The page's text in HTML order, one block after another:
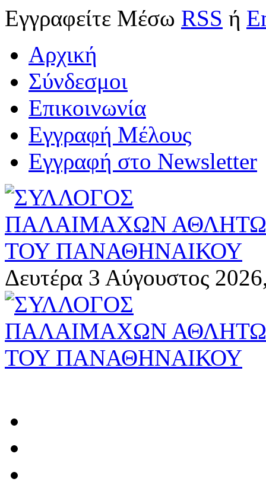
Εγγραφείτε Μέσω RSS ή
Αρχική
Σύνδεσμοι
Επικοινωνία
Εγγραφή Μέλους
Εγγραφή στο Newsletter
Δευτέρα 3 Αύγουστος